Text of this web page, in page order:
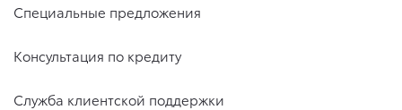
Специальные предложения
Консультация по кредиту
Служба клиентской поддержки